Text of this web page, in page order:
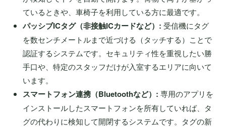
ているときや、車椅子を利用している方に最適です。
パッシブICタグ（非接触ICカードなど）: 受信機にタグ
を数センチメートルまで近づける（タッチする）ことで
認証するシステムです。セキュリティ性を重視したい勝
手口や、特定のスタッフだけが入室するエリアに向いて
います。
スマートフォン連携（Bluetoothなど）: 専用のアプリを
インストールしたスマートフォンを所有していれば、タ
グの代わりに検知して開閉するシステムです。タグの新